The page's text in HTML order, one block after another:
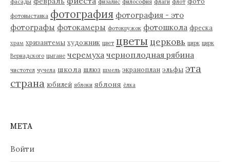
фасады физалис философия флаги флот
фотовыставка фотография фотография - это
фотографы фотокамеры фотокружок фотошкола фреска
храм хризантемы художник цвет цветы церковь цирк цирк
Вернадского цыгане черемуха черноплодная рябина
чистотел чучела школа шлюз шмель экраноплан эльфы эта
страна юбилей яблоки яблоня ёлка
МЕТА
Войти